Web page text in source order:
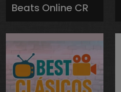
Beats Online CR